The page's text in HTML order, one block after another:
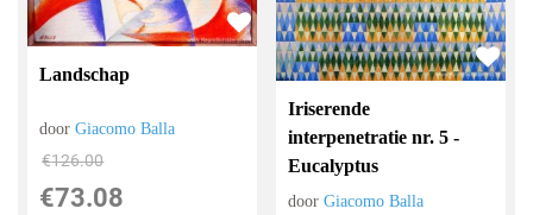
Landschap
doorGiacomo Balla
€126.00
€73.08
Iriserende
interpenetratie nr. 5 -
Eucalyptus
doorGiacomo Balla